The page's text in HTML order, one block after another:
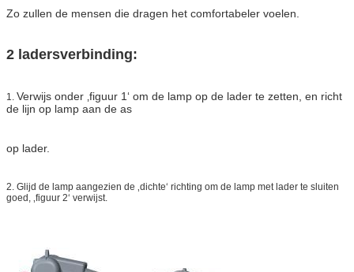
Zo zullen de mensen die dragen het comfortabeler voelen.
2 ladersverbinding:
1. Verwijs onder ‚figuur 1‘ om de lamp op de lader te zetten, en richt
de lijn op lamp aan de as
op lader.
2. Glijd de lamp aangezien de ‚dichte‘ richting om de lamp met lader te sluiten
goed, ‚figuur 2‘ verwijst.